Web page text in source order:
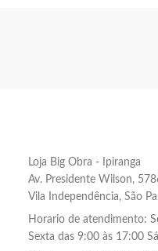
Loja Big Obra - Ipiranga
Av. Presidente Wilson,
Vila Independência, São
Horario de atendimento:
Sexta das 9:00 às 17:00